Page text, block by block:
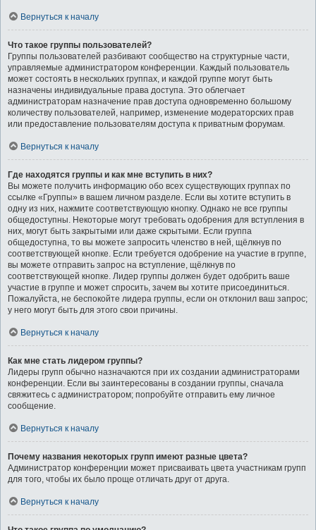
Вернуться к началу
Что такое группы пользователей?
Группы пользователей разбивают сообщество на структурные части,
управляемые администратором конференции. Каждый пользователь
может состоять в нескольких группах, и каждой группе могут быть
назначены индивидуальные права доступа. Это облегчает
администраторам назначение прав доступа одновременно большому
количеству пользователей, например, изменение модераторских прав
или предоставление пользователям доступа к приватным форумам.
Вернуться к началу
Где находятся группы и как мне вступить в них?
Вы можете получить информацию обо всех существующих группах по
ссылке «Группы» в вашем личном разделе. Если вы хотите вступить в
одну из них, нажмите соответствующую кнопку. Однако не все группы
общедоступны. Некоторые могут требовать одобрения для вступления в
них, могут быть закрытыми или даже скрытыми. Если группа
общедоступна, то вы можете запросить членство в ней, щёлкнув по
соответствующей кнопке. Если требуется одобрение на участие в группе,
вы можете отправить запрос на вступление, щёлкнув по
соответствующей кнопке. Лидер группы должен будет одобрить ваше
участие в группе и может спросить, зачем вы хотите присоединиться.
Пожалуйста, не беспокойте лидера группы, если он отклонил ваш запрос;
у него могут быть для этого свои причины.
Вернуться к началу
Как мне стать лидером группы?
Лидеры групп обычно назначаются при их создании администраторами
конференции. Если вы заинтересованы в создании группы, сначала
свяжитесь с администратором; попробуйте отправить ему личное
сообщение.
Вернуться к началу
Почему названия некоторых групп имеют разные цвета?
Администратор конференции может присваивать цвета участникам групп
для того, чтобы их было проще отличать друг от друга.
Вернуться к началу